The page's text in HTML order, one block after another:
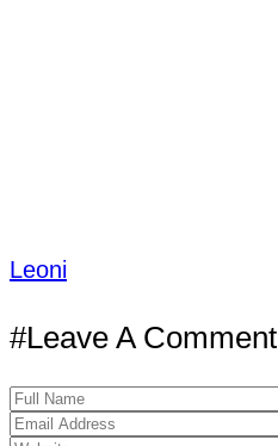
Leoni
#Leave A Comment